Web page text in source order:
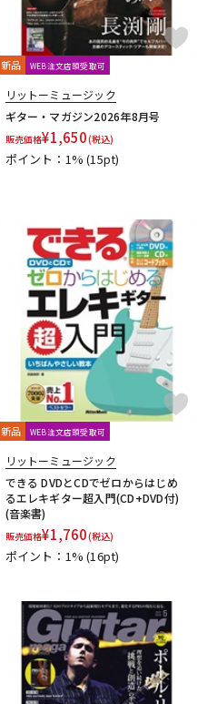
新品 WEB注文店頭受取可
リットーミュージック
ギター・マガジン2026年8月号
販売価格¥1,650(税込)
ポイント：1%(15pt)
新品 WEB注文店頭受取可
リットーミュージック
できる DVDとCDでゼロからはじめ
るエレキギター超入門(CD+DVD付)
(音楽書)
販売価格¥1,760(税込)
ポイント：1%(16pt)